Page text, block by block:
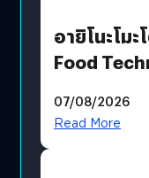
อายิโนะโม
Food
บริโภคและ
07/08/2026
Read More